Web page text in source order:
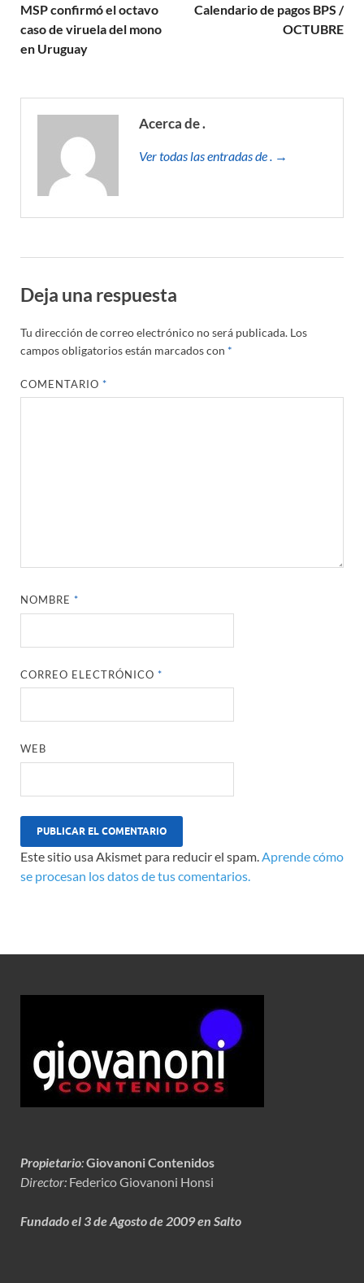
MSP confirmó el octavo
caso de viruela del mono
en Uruguay
Calendario de pagos BPS /
OCTUBRE
Acerca de .
Ver todas las entradas de . →
Deja una respuesta
Tu dirección de correo electrónico no será publicada. Los
campos obligatorios están marcados con *
COMENTARIO*
NOMBRE*
CORREO ELECTRÓNICO*
WEB
Este sitio usa Akismet para reducir el spam. Aprende cómo
se procesan los datos de tus comentarios.
Propietario:Giovanoni Contenidos
Director: Federico Giovanoni Honsi
Fundado el 3 de Agosto de 2009 en Salto